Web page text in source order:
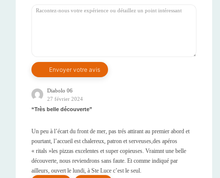
Diabolo 06
27 février 2024
Très belle découverte
Un peu à l’écart du front de mer, pas trés attirant au premier abord et
pourtant, l’accueil est chalereux, patron et serveuses,des apéros
« ritals »les pizzas excelentes et super copieuses. Vraimnt une belle
découverte, nous reviendrons sans faute. Et comme indiqué par
ailleurs, ouvert le lundi, à Ste Luce c’est le seul.